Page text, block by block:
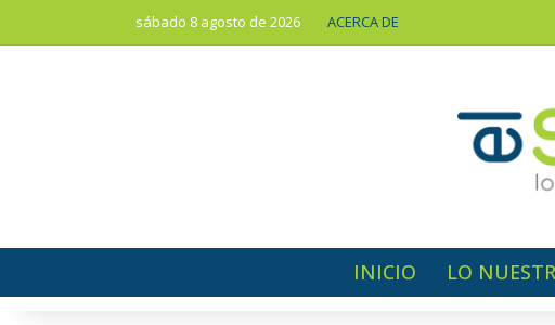
sábado 8 agosto de 2026 ACERCA DE
INICIO LO